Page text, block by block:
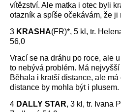
vítězství. Ale matka i otec byli
otazník a spíše očekávám, že ji
3 KRASHA(FR)*, 5 kl, tr.
56,0
Vrací se na dráhu po roce, ale
to nebývá problém. Má
Běhala i kratší distance, ale
distance by mohla být i
4 DALLY STAR, 3 kl, tr. Ivana